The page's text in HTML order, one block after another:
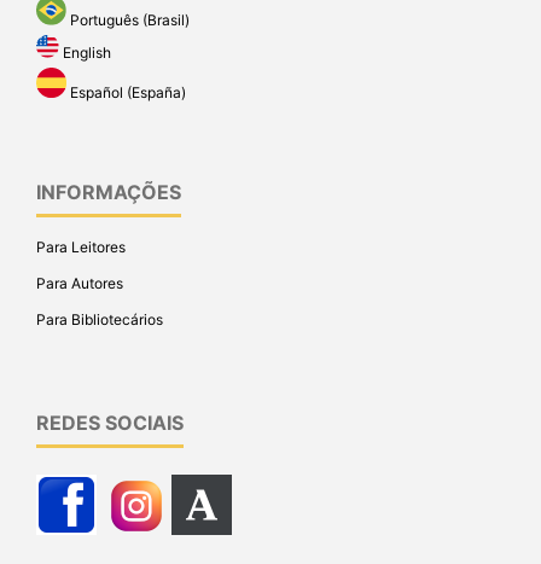
Português (Brasil)
English
Español (España)
INFORMAÇÕES
Para Leitores
Para Autores
Para Bibliotecários
REDES SOCIAIS